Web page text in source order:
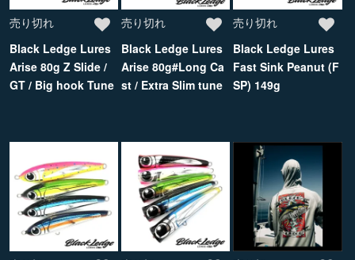
売り切れ
Black Ledge Lures
Arise 80g Z Slide /
GT / Big hook Tune
売り切れ
Black Ledge Lures
Arise 80g#Long Ca
st / Extra Slim tune
売り切れ
Black Ledge Lures
Fast Sink Peanut (F
SP) 149g